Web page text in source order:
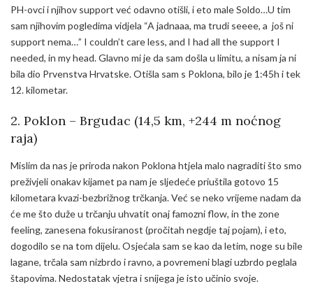
PH-ovci i njihov support već odavno otišli, i eto male Soldo…U tim
sam njihovim pogledima vidjela “A jadnaaa, ma trudi seeee, a još ni
support nema…” I couldn’t care less, and I had all the support I
needed, in my head. Glavno mi je da sam došla u limitu, a nisam ja ni
bila dio Prvenstva Hrvatske. Otišla sam s Poklona, bilo je 1:45h i tek
12. kilometar.
2. Poklon – Brgudac (14,5 km, +244 m noćnog
raja)
Mislim da nas je priroda nakon Poklona htjela malo nagraditi što smo
preživjeli onakav kijamet pa nam je sljedeće priuštila gotovo 15
kilometara kvazi-bezbrižnog trčkanja. Već se neko vrijeme nadam da
će me što duže u trčanju uhvatit onaj famozni flow, in the zone
feeling, zanesena fokusiranost (pročitah negdje taj pojam), i eto,
dogodilo se na tom dijelu. Osjećala sam se kao da letim, noge su bile
lagane, trčala sam nizbrdo i ravno, a povremeni blagi uzbrdo peglala
štapovima. Nedostatak vjetra i snijega je isto učinio svoje.